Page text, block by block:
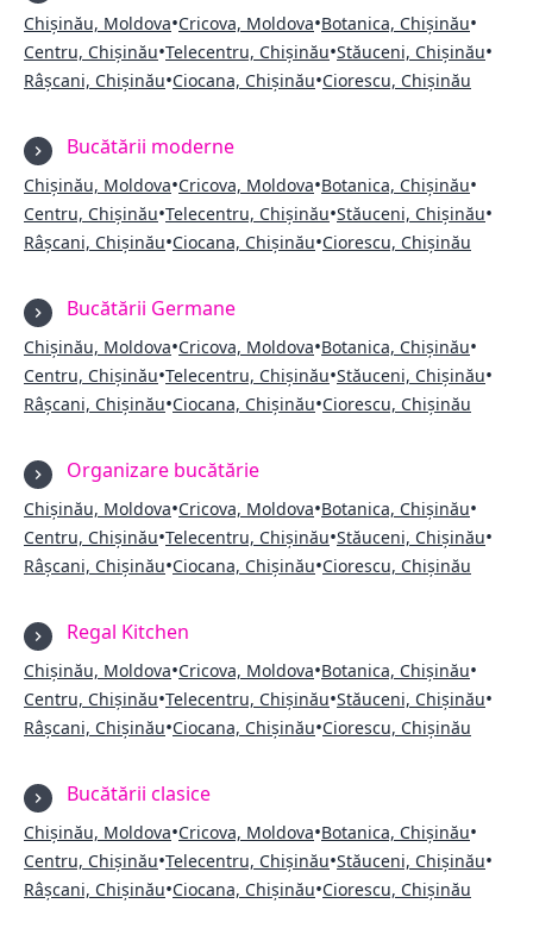
Chișinău, Moldova•Cricova, Moldova•Botanica, Chișinău•
Centru, Chișinău•Telecentru, Chișinău•Stăuceni, Chișinău•
Râșcani, Chișinău•Ciocana, Chișinău•Ciorescu, Chișinău
Bucătării moderne
Chișinău, Moldova•Cricova, Moldova•Botanica, Chișinău•
Centru, Chișinău•Telecentru, Chișinău•Stăuceni, Chișinău•
Râșcani, Chișinău•Ciocana, Chișinău•Ciorescu, Chișinău
Bucătării Germane
Chișinău, Moldova•Cricova, Moldova•Botanica, Chișinău•
Centru, Chișinău•Telecentru, Chișinău•Stăuceni, Chișinău•
Râșcani, Chișinău•Ciocana, Chișinău•Ciorescu, Chișinău
Organizare bucătărie
Chișinău, Moldova•Cricova, Moldova•Botanica, Chișinău•
Centru, Chișinău•Telecentru, Chișinău•Stăuceni, Chișinău•
Râșcani, Chișinău•Ciocana, Chișinău•Ciorescu, Chișinău
Regal Kitchen
Chișinău, Moldova•Cricova, Moldova•Botanica, Chișinău•
Centru, Chișinău•Telecentru, Chișinău•Stăuceni, Chișinău•
Râșcani, Chișinău•Ciocana, Chișinău•Ciorescu, Chișinău
Bucătării clasice
Chișinău, Moldova•Cricova, Moldova•Botanica, Chișinău•
Centru, Chișinău•Telecentru, Chișinău•Stăuceni, Chișinău•
Râșcani, Chișinău•Ciocana, Chișinău•Ciorescu, Chișinău